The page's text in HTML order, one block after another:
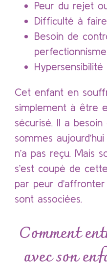
Peur du rejet
Difficulté à
Besoin de
perfectionnisme
Cet enfant en
simplement à être
sécurisé. Il a besoin
sommes
n’a pas reçu. Mais
s’est coupé de
par peur
sont associées.
Comment